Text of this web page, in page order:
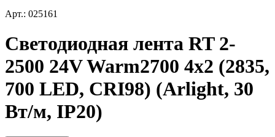
Арт.: 025161
Светодиодная лента RT 2-
2500 24V Warm2700 4x2 (2835,
700 LED, CRI98) (Arlight, 30
Вт/м, IP20)